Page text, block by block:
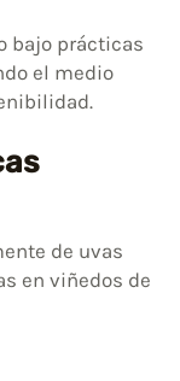
bajo prácticas
el medio
de uvas
en viñedos de